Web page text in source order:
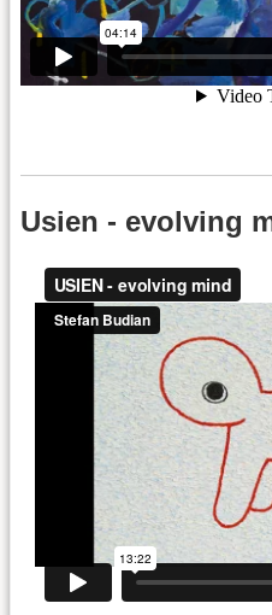
Usien - evolving